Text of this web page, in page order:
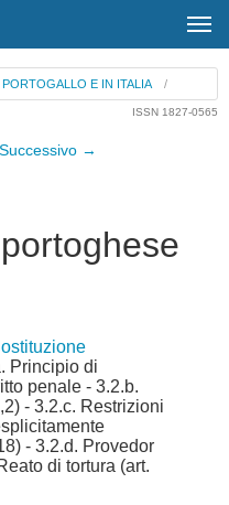
E IN ITALIA/
ISSN 1827-0565
Successivo →
Principio di
penale - 3.2.b.
- 3.2.c. Restrizioni
- 3.2.d. Provedor
di tortura (art.